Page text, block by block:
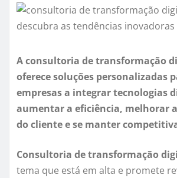
A consultoria de transformação
oferece soluções personalizadas
empresas a integrar tecnologias
aumentar a eficiência, melhorar
do cliente e se manter
Consultoria de transformação
tema que está em alta e promete